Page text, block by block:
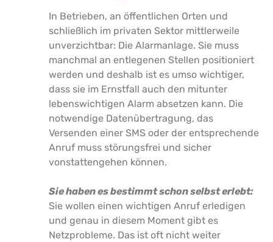
In Betrieben, an öffentlichen Orten und
schließlich im privaten Sektor mittlerweile
unverzichtbar: Die Alarmanlage. Sie muss
manchmal an entlegenen Stellen positioniert
werden und deshalb ist es umso wichtiger,
dass sie im Ernstfall auch den mitunter
lebenswichtigen Alarm absetzen kann. Die
notwendige Datenübertragung, das
Versenden einer SMS oder der entsprechende
Anruf muss störungsfrei und sicher
vonstattengehen können.
Sie haben es bestimmt schon selbst erlebt:
Sie wollen einen wichtigen Anruf erledigen
und genau in diesem Moment gibt es
Netzprobleme. Das ist oft nicht weiter